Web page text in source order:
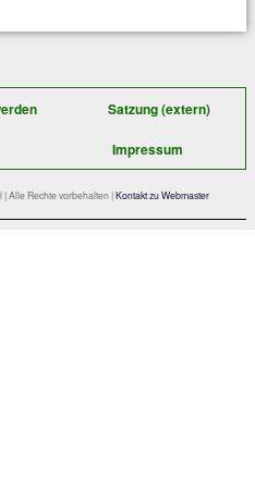
Der schnelle Kontakt zu uns:
TSV Siegsdorf 1929
Abteilung Fußball
Gastager Feld 1
D-83313 Siegsdorf